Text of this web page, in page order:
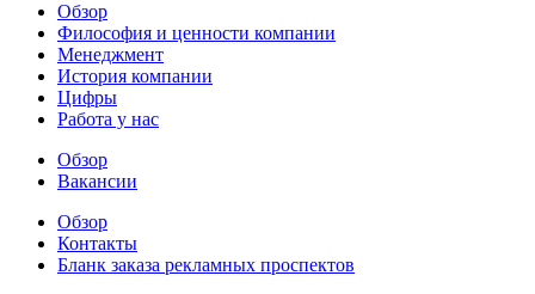
Обзор
Философия и ценности компании
Менеджмент
История компании
Цифры
Работа у нас
Обзор
Вакансии
Обзор
Контакты
Бланк заказа рекламных проспектов